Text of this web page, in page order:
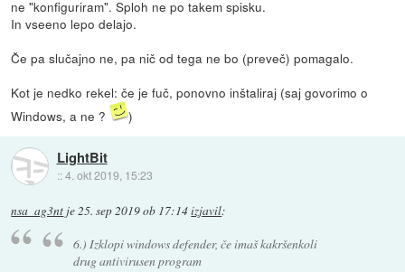
ne "konfiguriram". Sploh ne po takem spisku.
In vseeno lepo delajo.
Če pa slučajno ne, pa nič od tega ne bo (preveč) pomagalo.
Kot je nedko rekel: če je fuč, ponovno inštaliraj (saj govorimo o
Windows, a ne ?
)
LightBit
::4. okt 2019, 15:23
nsa_ag3nt je25. sep 2019 ob 17:14izjavil:
6.) Izklopi windows defender, če imaš kakršenkoli
drug antivirusen program